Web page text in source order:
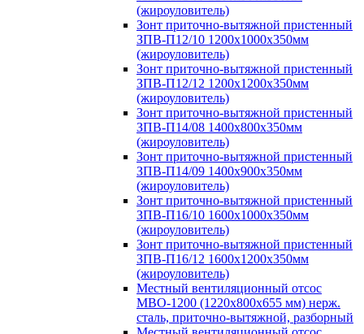
(жироуловитель)
Зонт приточно-вытяжной пристенный
ЗПВ-П12/10 1200х1000х350мм
(жироуловитель)
Зонт приточно-вытяжной пристенный
ЗПВ-П12/12 1200х1200х350мм
(жироуловитель)
Зонт приточно-вытяжной пристенный
ЗПВ-П14/08 1400х800х350мм
(жироуловитель)
Зонт приточно-вытяжной пристенный
ЗПВ-П14/09 1400х900х350мм
(жироуловитель)
Зонт приточно-вытяжной пристенный
ЗПВ-П16/10 1600х1000х350мм
(жироуловитель)
Зонт приточно-вытяжной пристенный
ЗПВ-П16/12 1600х1200х350мм
(жироуловитель)
Местный вентиляционный отсос
МВО-1200 (1220х800х655 мм) нерж.
сталь, приточно-вытяжной, разборный